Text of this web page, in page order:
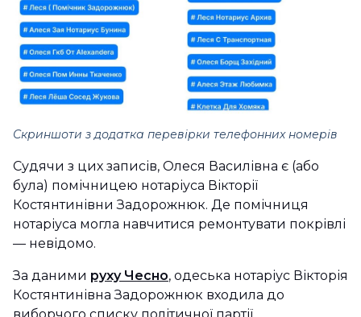
Скриншоти з додатка перевірки телефонних номерів
Судячи з цих записів, Олеся Василівна є (або
була) помічницею нотаріуса Вікторії
Костянтинівни Задорожнюк. Де помічниця
нотаріуса могла навчитися ремонтувати покрівлі
— невідомо.
За даними руху Чесно, одеська нотаріус Вікторія
Костянтинівна Задорожнюк входила до